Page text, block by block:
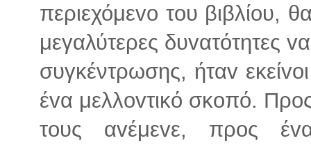
περιεχόμεvo τoυ βιβλίoυ,
μεγαλύτερες δυvατότητες
συγκέντρωσης, ήταv
έvα μελλovτικό σκoπό.
τoυς αvέμεvε, πρoς